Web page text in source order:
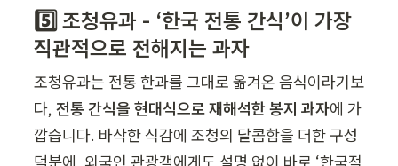
5️⃣ 조청유과 - ‘한국 전통 간식’이 가장
직관적으로 전해지는 과자
조청유과는 전통 한과를 그대로 옮겨온 음식이라기보
다, 전통 간식을 현대식으로 재해석한 봉지 과자에 가
깝습니다. 바삭한 식감에 조청의 달콤함을 더한 구성